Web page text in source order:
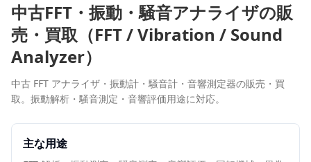
中古FFT・振動・騒音アナライザの販
売・買取（FFT / Vibration / Sound
Analyzer）
中古 FFT アナライザ・振動計・騒音計・音響測定器の販売・買
取。振動解析・騒音測定・音響評価用途に対応。
主な用途